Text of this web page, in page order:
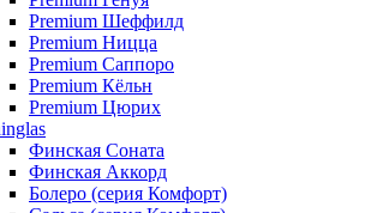
Premium Шеффилд
Premium Ницца
Premium Саппоро
Premium Кёльн
Premium Цюрих
Финская Соната
Финская Аккорд
Болеро (серия Комфорт)